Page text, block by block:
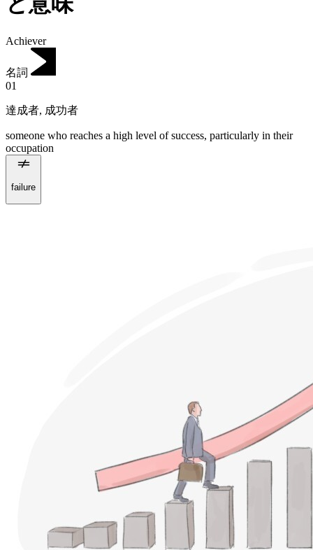
Achiever
名詞
01
達成者, 成功者
someone who reaches a high level of success, particularly in their
occupation
failure